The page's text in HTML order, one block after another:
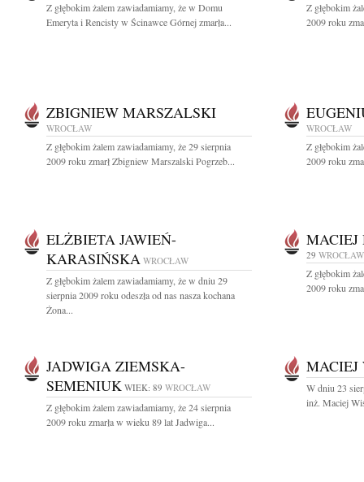
Z głębokim żalem zawiadamiamy, że w Domu
Emeryta i Rencisty w Ścinawce Górnej zmarła...
Z głębokim
2009 roku
ZBIGNIEW MARSZALSKI
WROCŁAW
Z głębokim żalem zawiadamiamy, że 29 sierpnia
2009 roku zmarł Zbigniew Marszalski Pogrzeb...
WROCŁAW
Z głębokim
2009 roku
ELŻBIETA JAWIEŃ-
KARASIŃSKA WROCŁAW
Z głębokim żalem zawiadamiamy, że w dniu 29
sierpnia 2009 roku odeszła od nas nasza kochana
Żona...
MACIEJ
29 WROCŁAW
Z głębokim
2009 roku
JADWIGA ZIEMSKA-
SEMENIUK WIEK: 89 WROCŁAW
Z głębokim żalem zawiadamiamy, że 24 sierpnia
2009 roku zmarła w wieku 89 lat Jadwiga...
MACIEJ
W dniu 23
inż. Maciej